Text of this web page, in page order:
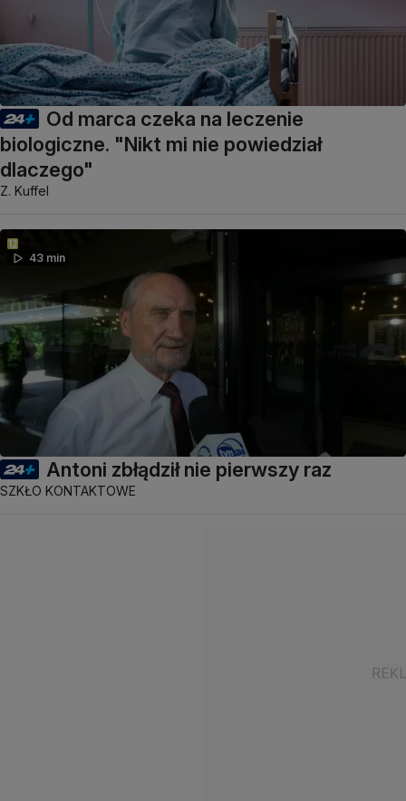
Od marca czeka na leczenie
biologiczne. "Nikt mi nie powiedział
dlaczego"
Z. Kuffel
43 min
Antoni zbłądził nie pierwszy raz
SZKŁO KONTAKTOWE